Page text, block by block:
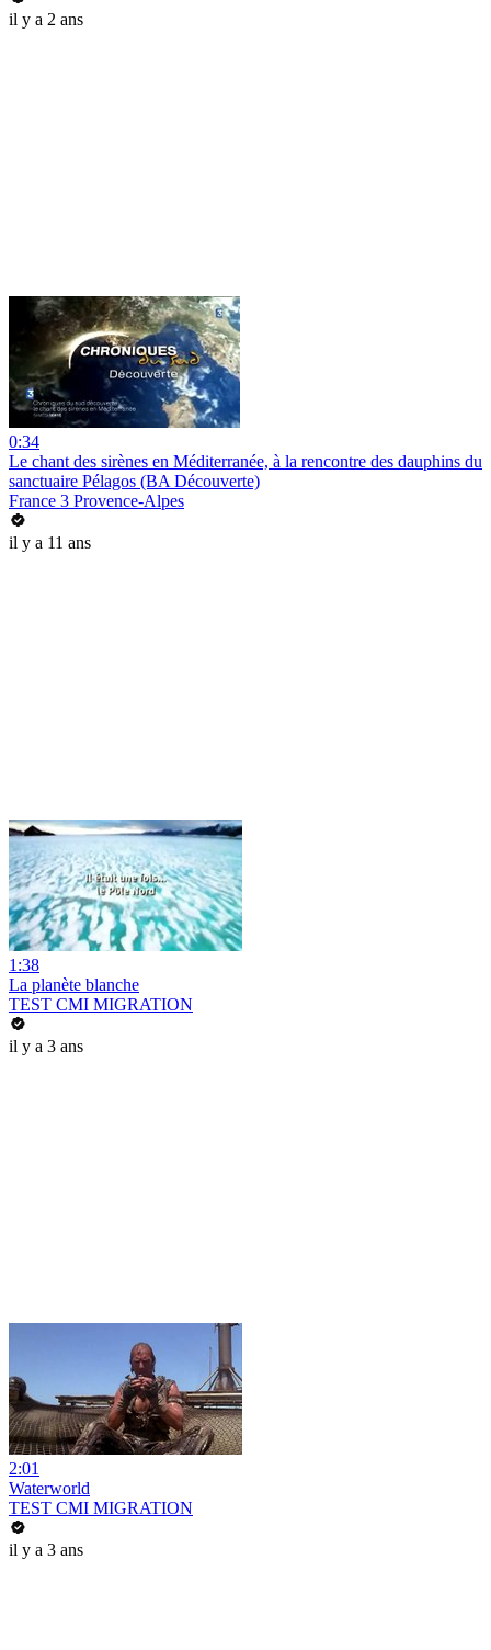
il y a 2 ans
0:34
Le chant des sirènes en Méditerranée, à la rencontre des dauphins du
sanctuaire Pélagos (BA Découverte)
France 3 Provence-Alpes
il y a 11 ans
1:38
La planète blanche
TEST CMI MIGRATION
il y a 3 ans
2:01
Waterworld
TEST CMI MIGRATION
il y a 3 ans